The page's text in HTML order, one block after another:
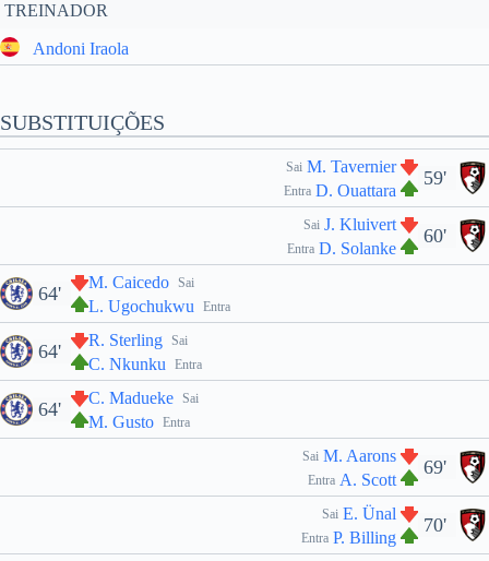
TREINADOR
Andoni Iraola
SUBSTITUIÇÕES
59'
Sai M. Tavernier
Entra D. Ouattara
60'
Sai J. Kluivert
Entra D. Solanke
Sai
M. Caicedo
Entra
L. Ugochukwu
64'
Sai
R. Sterling
Entra
C. Nkunku
64'
Sai
C. Madueke
Entra
M. Gusto
64'
69'
Sai M. Aarons
Entra A. Scott
70'
Sai E. Ünal
Entra P. Billing